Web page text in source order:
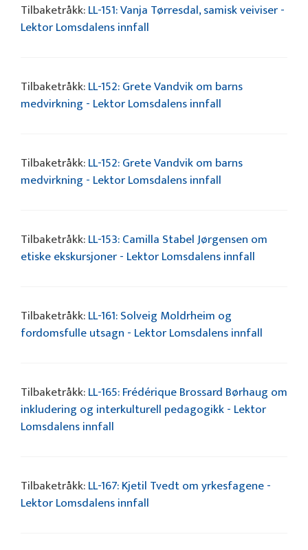
Tilbaketråkk:LL-151: Vanja Tørresdal, samisk veiviser -
Lektor Lomsdalens innfall
Tilbaketråkk:LL-152: Grete Vandvik om barns
medvirkning - Lektor Lomsdalens innfall
Tilbaketråkk:LL-152: Grete Vandvik om barns
medvirkning - Lektor Lomsdalens innfall
Tilbaketråkk:LL-153: Camilla Stabel Jørgensen om
etiske ekskursjoner - Lektor Lomsdalens innfall
Tilbaketråkk:LL-161: Solveig Moldrheim og
fordomsfulle utsagn - Lektor Lomsdalens innfall
Tilbaketråkk:LL-165: Frédérique Brossard Børhaug om
inkludering og interkulturell pedagogikk - Lektor
Lomsdalens innfall
Tilbaketråkk:LL-167: Kjetil Tvedt om yrkesfagene -
Lektor Lomsdalens innfall